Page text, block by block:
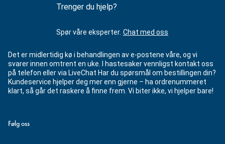
Trenger du hjelp?
Spør våre eksperter. Chat med oss
Det er midlertidig kø i behandlingen av e-postene våre, og vi
svarer innen omtrent en uke. I hastesaker vennligst kontakt oss
på telefon eller via LiveChat Har du spørsmål om bestillingen din?
Kundeservice hjelper deg mer enn gjerne – ha ordrenummeret
klart, så går det raskere å finne frem. Vi biter ikke, vi hjelper bare!
Følg oss